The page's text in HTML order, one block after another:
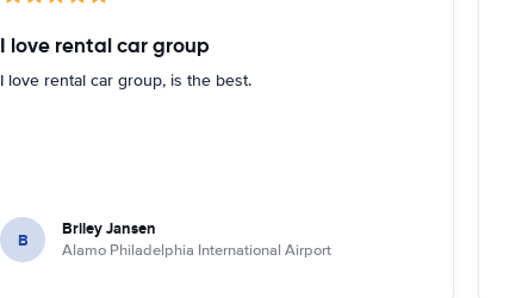
I love rental car group
I love rental car group, is the best.
B Briley Jansen
Alamo Philadelphia International Airport